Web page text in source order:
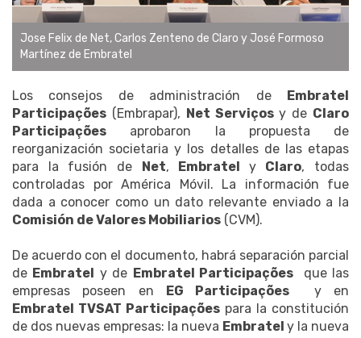
Jose Felix de Net, Carlos Zenteno de Claro y José Formoso
Martínez de Embratel
Los consejos de administración de Embratel
Participações (Embrapar), Net Serviçosy de Claro
Participações aprobaron la propuesta de
reorganización societaria y los detalles de las etapas
para la fusión de Net, Embratel y Claro, todas
controladas por América Móvil. La información fue
dada a conocer como un dato relevante enviado a la
Comisión de Valores Mobiliarios (CVM).
De acuerdo con el documento, habrá separación parcial
de Embratel y de Embratel Participaçõesque las
empresas poseen en EG Participações y en
Embratel TVSAT Participações para la constitución
de dos nuevas empresas: la nueva Embratel y la nueva